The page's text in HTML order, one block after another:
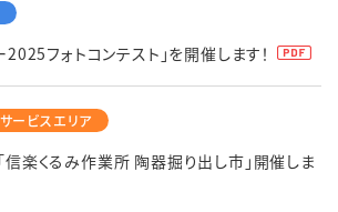
フォトコンテスト」を開催します！
信楽くるみ作業所 陶器掘り出し市」開催しま